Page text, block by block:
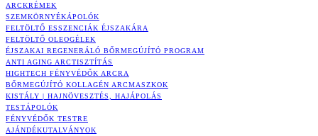
ARCKRÉMEK
SZEMKÖRNYÉKÁPOLÓK
FELTÖLTŐ ESSZENCIÁK ÉJSZAKÁRA
FELTÖLTŐ OLEOGÉLEK
ÉJSZAKAI REGENERÁLÓ BŐRMEGÚJÍTÓ PROGRAM
ANTI AGING ARCTISZTÍTÁS
HIGHTECH FÉNYVÉDŐK ARCRA
BŐRMEGÚJÍTÓ KOLLAGÉN ARCMASZKOK
KISTÁLY | HAJNÖVESZTÉS, HAJÁPOLÁS
TESTÁPOLÓK
FÉNYVÉDŐK TESTRE
AJÁNDÉKUTALVÁNYOK